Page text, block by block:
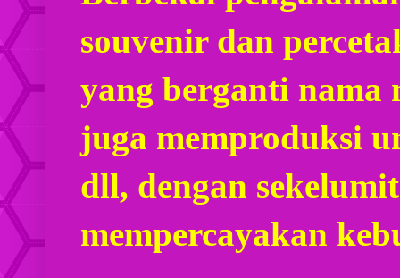
souvenir dan
yang berganti nama
juga memproduksi
dll, dengan
mempercayakan